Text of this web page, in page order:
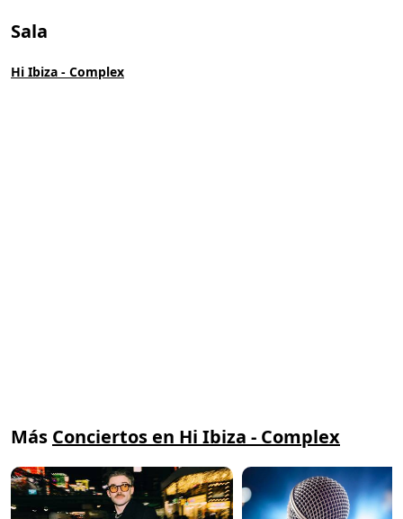
Sala
Hi Ibiza - Complex
Más Conciertos en Hi Ibiza - Complex